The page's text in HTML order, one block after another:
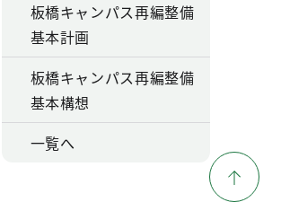
板橋キャンパス再編整備
基本計画
板橋キャンパス再編整備
基本構想
一覧へ